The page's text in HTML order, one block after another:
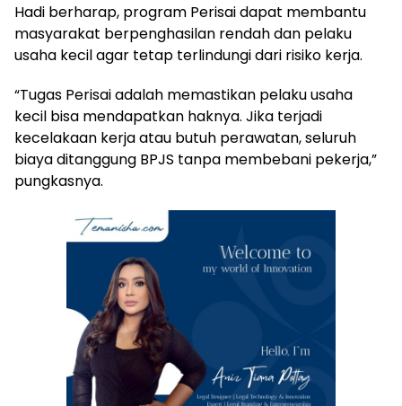
Hadi berharap, program Perisai dapat membantu
masyarakat berpenghasilan rendah dan pelaku
usaha kecil agar tetap terlindungi dari risiko kerja.
“Tugas Perisai adalah memastikan pelaku usaha
kecil bisa mendapatkan haknya. Jika terjadi
kecelakaan kerja atau butuh perawatan, seluruh
biaya ditanggung BPJS tanpa membebani pekerja,”
pungkasnya.